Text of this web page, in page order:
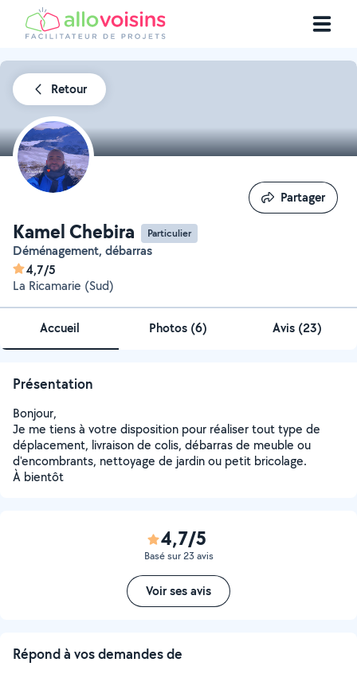
Retour
Kamel Chebira Particulier
Déménagement, débarras
4,7/5
La Ricamarie (Sud)
Partager
Partager
Accueil Photos (6) Avis (23)
Présentation
Bonjour,
Je me tiens à votre disposition pour réaliser tout type de
déplacement, livraison de colis, débarras de meuble ou
d'encombrants, nettoyage de jardin ou petit bricolage.
À bientôt
4,7/5
Basé sur 23 avis
Voir ses avis
Répond à vos demandes de